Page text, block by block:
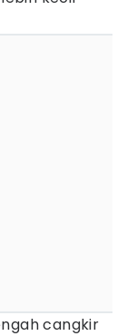
cangkir